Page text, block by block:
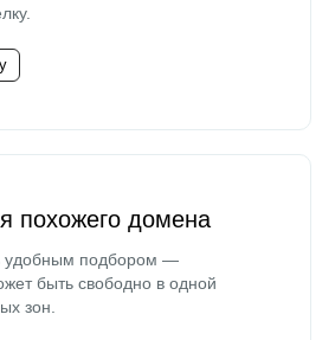
похожего домена
удобным подбором —
быть свободно в одной
зон.